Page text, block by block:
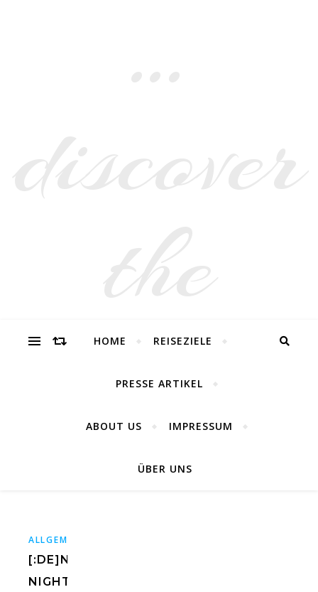
world
HOME REISEZIELE
PRESSE ARTIKEL
ABOUT US IMPRESSUM
ÜBER UNS
ALLGEMEIN
[:DE]NIGHTLESS
NIGHT